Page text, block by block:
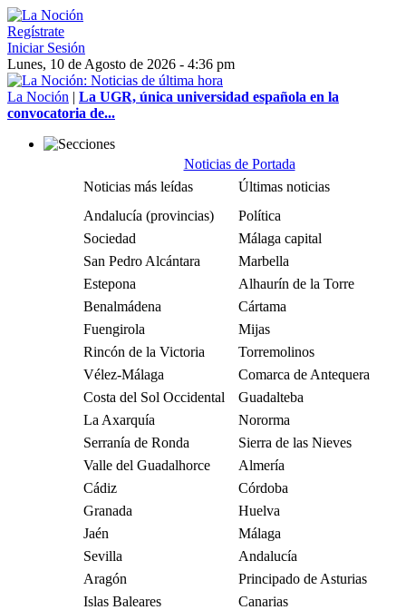
Regístrate
Iniciar Sesión
Lunes, 10 de Agosto de 2026 - 4:36 pm
La Noción | La UGR, única universidad española en la
convocatoria de...
Noticias de Portada
Noticias más leídas
Últimas noticias
Andalucía (provincias)
Política
Sociedad
Málaga capital
San Pedro Alcántara
Marbella
Estepona
Alhaurín de la Torre
Benalmádena
Cártama
Fuengirola
Mijas
Rincón de la Victoria
Torremolinos
Vélez-Málaga
Comarca de Antequera
Costa del Sol Occidental
Guadalteba
La Axarquía
Nororma
Serranía de Ronda
Sierra de las Nieves
Valle del Guadalhorce
Almería
Cádiz
Córdoba
Granada
Huelva
Jaén
Málaga
Sevilla
Andalucía
Aragón
Principado de Asturias
Islas Baleares
Canarias